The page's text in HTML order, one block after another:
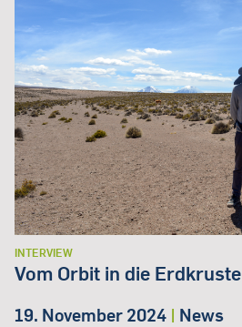
INTERVIEW
Vom Orbit in die Erdkruste
19. November 2024 | News